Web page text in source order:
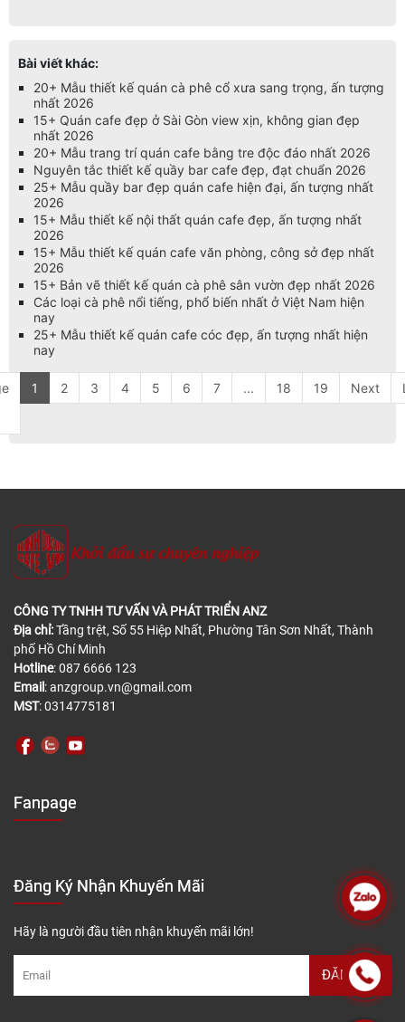
Bài viết khác:
20+ Mẫu thiết kế quán cà phê cổ xưa sang trọng, ấn tượng
nhất 2026
15+ Quán cafe đẹp ở Sài Gòn view xịn, không gian đẹp
nhất 2026
20+ Mẫu trang trí quán cafe bằng tre độc đáo nhất 2026
Nguyên tắc thiết kế quầy bar cafe đẹp, đạt chuẩn 2026
25+ Mẫu quầy bar đẹp quán cafe hiện đại, ấn tượng nhất
2026
15+ Mẫu thiết kế nội thất quán cafe đẹp, ấn tượng nhất
2026
15+ Mẫu thiết kế quán cafe văn phòng, công sở đẹp nhất
2026
15+ Bản vẽ thiết kế quán cà phê sân vườn đẹp nhất 2026
Các loại cà phê nổi tiếng, phổ biến nhất ở Việt Nam hiện
nay
25+ Mẫu thiết kế quán cafe cóc đẹp, ấn tượng nhất hiện
nay
1 2 3 4 5 6 7 ... 18 19 Next
CÔNG TY TNHH TƯ VẤN VÀ PHÁT TRIỂN ANZ
Địa chỉ:Tầng trệt, Số 55 Hiệp Nhất, Phường Tân Sơn Nhất, Thành
phố Hồ Chí Minh
Hotline: 087 6666 123
Email : anzgroup.vn@gmail.com
MST: 0314775181
Fanpage
Đăng Ký Nhận Khuyến Mãi
Hãy là người đầu tiên nhận khuyến mãi lớn!